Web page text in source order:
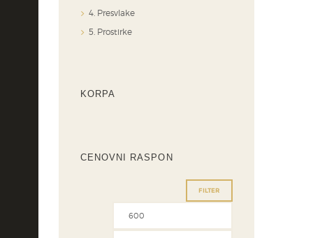
4. Presvlake
5. Prostirke
KORPA
CENOVNI RASPON
FILTER